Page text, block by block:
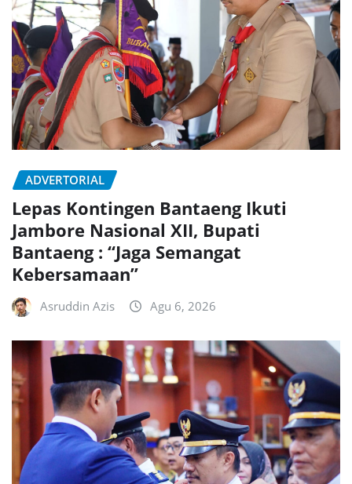
ADVERTORIAL
Lepas Kontingen Bantaeng Ikuti
Jambore Nasional XII, Bupati
Bantaeng : “Jaga Semangat
Kebersamaan”
Asruddin Azis Agu 6, 2026